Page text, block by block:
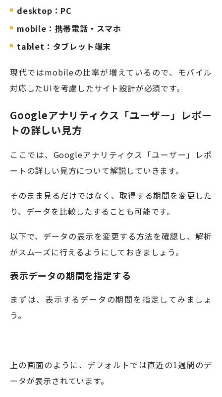
desktop：PC
mobile：携帯電話・スマホ
tablet：タブレット端末
現代ではmobileの比率が増えているので、モバイル
対応したUIを考慮したサイト設計が必須です。
Googleアナリティクス「ユーザー」レポー
トの詳しい見方
ここでは、Googleアナリティクス「ユーザー」レポ
ートの詳しい見方について解説していきます。
そのまま見るだけではなく、取得する期間を変更した
り、データを比較したすることも可能です。
以下で、データの表示を変更する方法を確認し、解析
がスムーズに行えるようにしておきましょう。
表示データの期間を指定する
まずは、表示するデータの期間を指定してみましょ
う。
上の画面のように、デフォルトでは直近の1週間のデ
ータが表示されています。